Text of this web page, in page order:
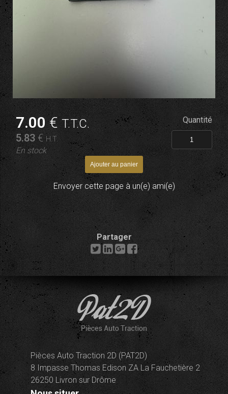
7.00€T.T.C.
5.83 € H.T.
En stock
Quantité
Envoyer cette page à un(e) ami(e)
Partager
Pièces Auto Traction 2D (PAT2D)
8 Impasse Thomas Edison ZA La Fauchetière 2
26250 Livron sur Drôme